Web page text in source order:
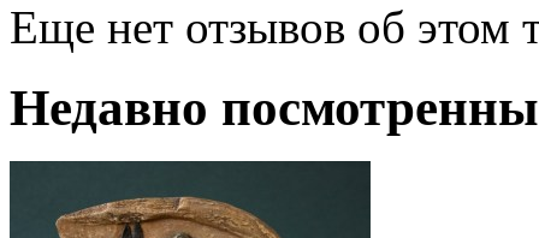
Еще нет отзывов об этом
Недавно